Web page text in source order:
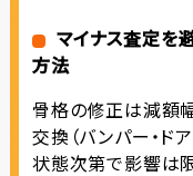
マイナス査定を
方法
骨格の修正は減額
交換（バンパー・ド
状態次第で影響は